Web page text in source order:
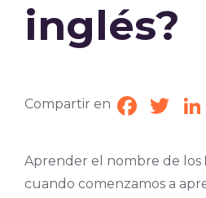
inglés?
Compartir en Facebook
Aprender el nombre de los
cuando comenzamos a